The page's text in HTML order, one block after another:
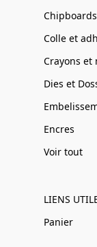
Chipboards
Colle et
Crayons et
Dies et
Encres
Voir tout
LIENS
Panier